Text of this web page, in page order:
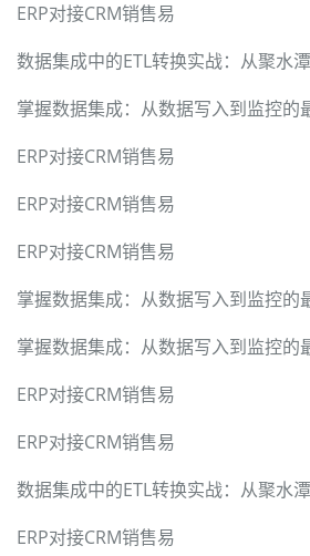
ERP对接CRM销售易
数据集成中的ETL转换实战：从聚水
掌握数据集成：从数据写入到监控的
ERP对接CRM销售易
ERP对接CRM销售易
ERP对接CRM销售易
掌握数据集成：从数据写入到监控的
掌握数据集成：从数据写入到监控的
ERP对接CRM销售易
ERP对接CRM销售易
数据集成中的ETL转换实战：从聚水
ERP对接CRM销售易